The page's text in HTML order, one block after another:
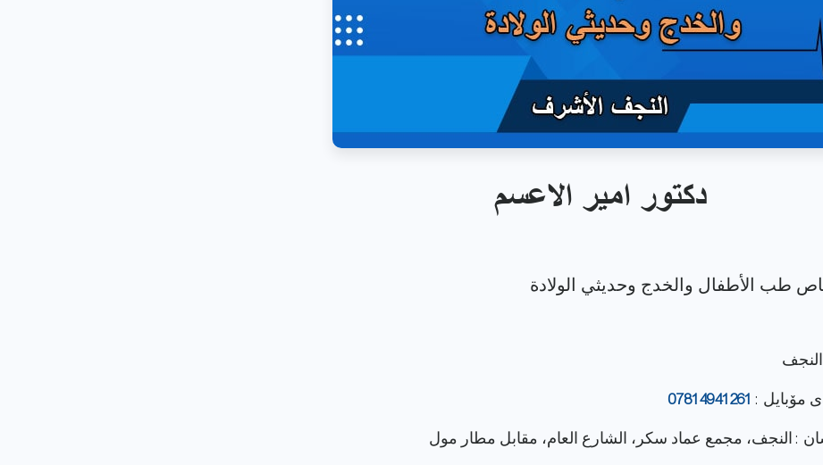
دكتور امير الاعسم
مۆبایل : 07814941261
: النجف، مجمع عماد سكر، الشارع العام، مقابل مطار مول